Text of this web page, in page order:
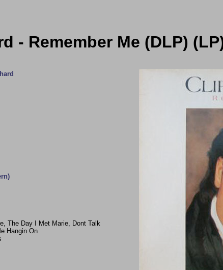
- Remember Me (DLP)
The Day I Met Marie, Dont Talk
Hangin On